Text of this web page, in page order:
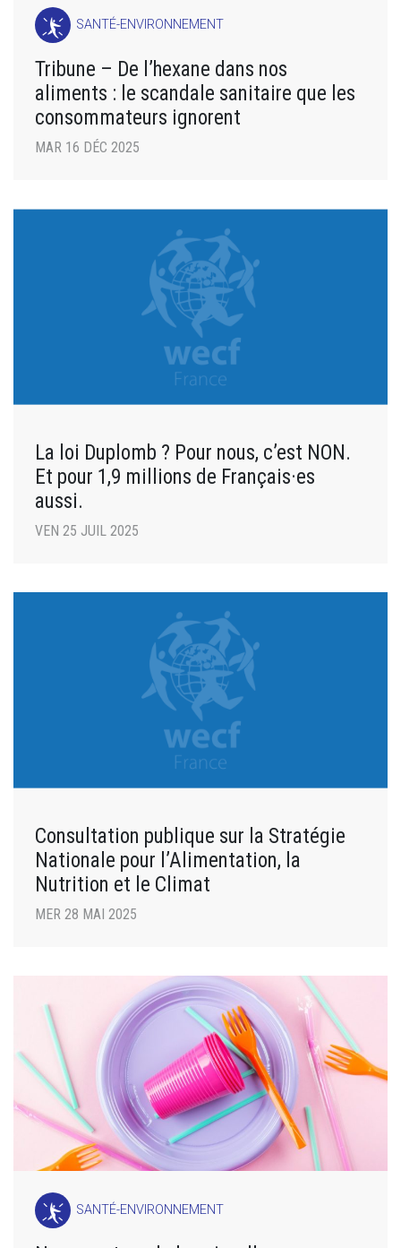
SANTÉ-ENVIRONNEMENT
Tribune – De l’hexane dans nos
aliments : le scandale sanitaire que les
consommateurs ignorent
MAR 16 DÉC 2025
La loi Duplomb ? Pour nous, c’est NON.
Et pour 1,9 millions de Français·es
aussi.
VEN 25 JUIL 2025
Consultation publique sur la Stratégie
Nationale pour l’Alimentation, la
Nutrition et le Climat
MER 28 MAI 2025
SANTÉ-ENVIRONNEMENT